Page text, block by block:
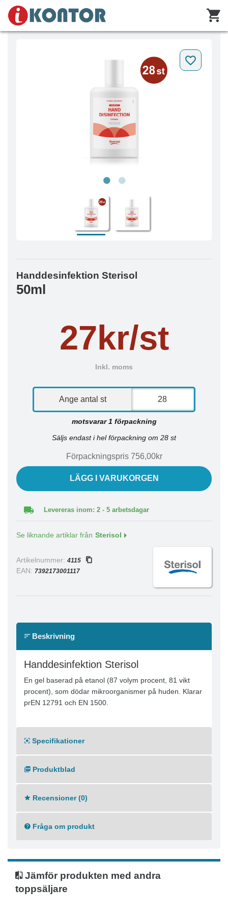
Handdesinfektion Sterisol
50ml
27kr/st
Inkl. moms
Ange antal st
motsvarar 1 förpackning
Säljs endast i hel förpackning om 28 st
Förpackningspris 756,00kr
LÄGG I VARUKORGEN
Levereras inom: 2 - 5 arbetsdagar
Se liknande artiklar från Sterisol
Artikelnummer: 4115
EAN: 7392173001117
Beskrivning
Handdesinfektion Sterisol
En gel baserad på etanol (87 volym procent, 81 vikt
procent), som dödar mikroorganismer på huden. Klarar
prEN 12791 och EN 1500.
Specifikationer
Produktblad
Recensioner (0)
Fråga om produkt
Jämför produkten med andra
toppsäljare